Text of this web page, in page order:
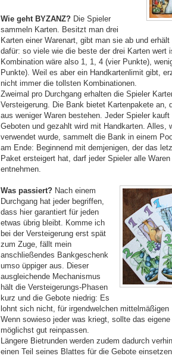
Wie geht BYZANZ? Die Spieler
sammeln Karten. Besitzt man drei
Karten einer Warenart, gibt man sie ab und
dafür: so viele wie die beste der drei Karten wert
Kombination wäre also 1, 1, 4 (vier Punkte),
Punkte). Weil es aber ein Handkartenlimit gibt,
nicht immer die tollsten Kombinationen.
Zweimal pro Durchgang erhalten die Spieler
Versteigerung. Die Bank bietet Kartenpakete an,
aus weniger Waren bestehen. Jeder Spieler
Geboten und gezahlt wird mit Handkarten. Alles,
verwendet wurde, sammelt die Bank in einem
am Ende: Beginnend mit demjenigen, der das
Paket ersteigert hat, darf jeder Spieler alle
entnehmen.
Was passiert? Nach einem
Durchgang hat jeder begriffen,
dass hier garantiert für jeden
etwas übrig bleibt. Komme ich
bei der Versteigerung erst spät
zum Zuge, fällt mein
anschließendes Bankgeschenk
umso üppiger aus. Dieser
ausgleichende Mechanismus
hält die Versteigerungs-Phasen
kurz und die Gebote niedrig: Es
lohnt sich nicht, für irgendwelchen mittelmäßigen
Wenn sowieso jeder was kriegt, sollte das
möglichst gut reinpassen.
Längere Bietrunden werden zudem dadurch
einen Teil seines Blattes für die Gebote